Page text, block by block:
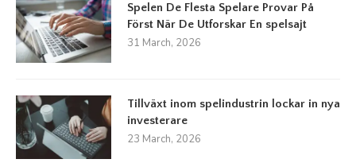
Spelen De Flesta Spelare Provar På
Först När De Utforskar En spelsajt
31 March, 2026
Tillväxt inom spelindustrin lockar in nya
investerare
23 March, 2026